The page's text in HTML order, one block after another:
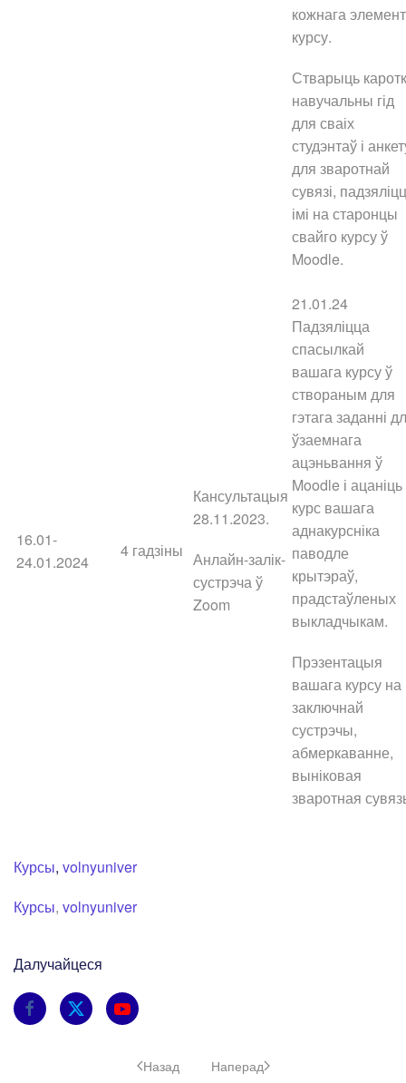
Курсы, volnyuniver
Курсы, volnyuniver
Далучайцеся
кожнага
курсу.
Стварыць
навучальны гід
для сваіх
студэнтаў і
для зваротнай
сувязі,
імі на старонцы
свайго курсу ў
Moodle.
16.01-
24.01.2024
4 гадзіны
Кансультацыя
28.11.2023.
Анлайн-залік-
сустрэча ў
Zoom
21.01.24
Падзяліцца
спасылкай
вашага курсу ў
створаным для
гэтага заданні
ўзаемнага
ацэньвання ў
Moodle і ацаніць
курс вашага
аднакурсніка
паводле
крытэраў,
прадстаўленых
выкладчыкам.
Прэзентацыя
вашага курсу на
заключнай
сустрэчы,
абмеркаванне,
выніковая
зваротная
Назад Наперад